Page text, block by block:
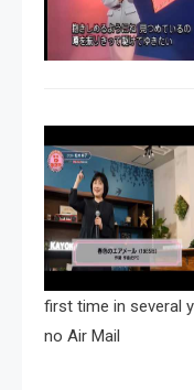
first time in several
no Air Mail